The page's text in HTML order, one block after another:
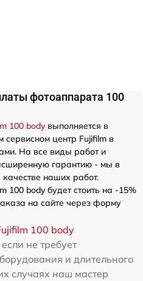
фотоаппарата 100
100 bodyвыполняется в
центр Fujifilm в
На все виды работ и
гарантию - мы в
наших работ.
100 body будет стоить на -15%
на сайте через форму
100 body
не требует
и длительного
случаях наш мастер